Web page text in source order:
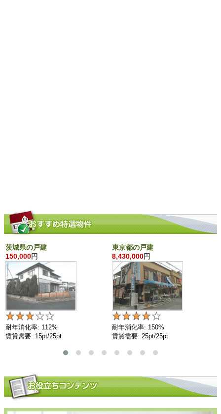
茨城県の戸建
150,000円
耐年消化率: 112%
賃貸需要: 15pt/25pt
東京都の戸建
8,430,000円
耐年消化率: 150%
賃貸需要: 25pt/25pt